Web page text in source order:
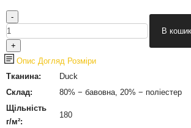
Опис Догляд Розміри
Тканина:
Duck
Склад:
80% − бавовна, 20% − поліестер
Щільність
г/м²:
180